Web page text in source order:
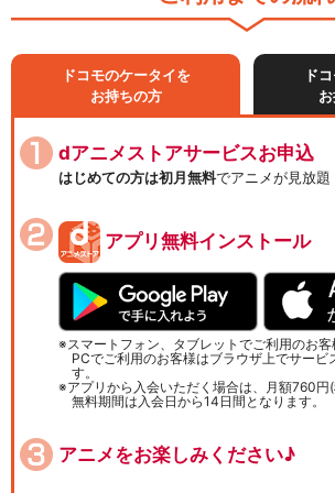
ドコモのケータイを
お持ちの方
ド
dアニメストアサービスお申込
はじめての方は初月無料でアニメが見放題
アプリ無料インストール
スマートフォン、タブレットでご利用のお客
PCでご利用のお客様はブラウザ上でサービ
す。
アプリから入会いただく場合は、月額760円
無料期間は入会日から14日間となります。
アニメをお楽しみください♪